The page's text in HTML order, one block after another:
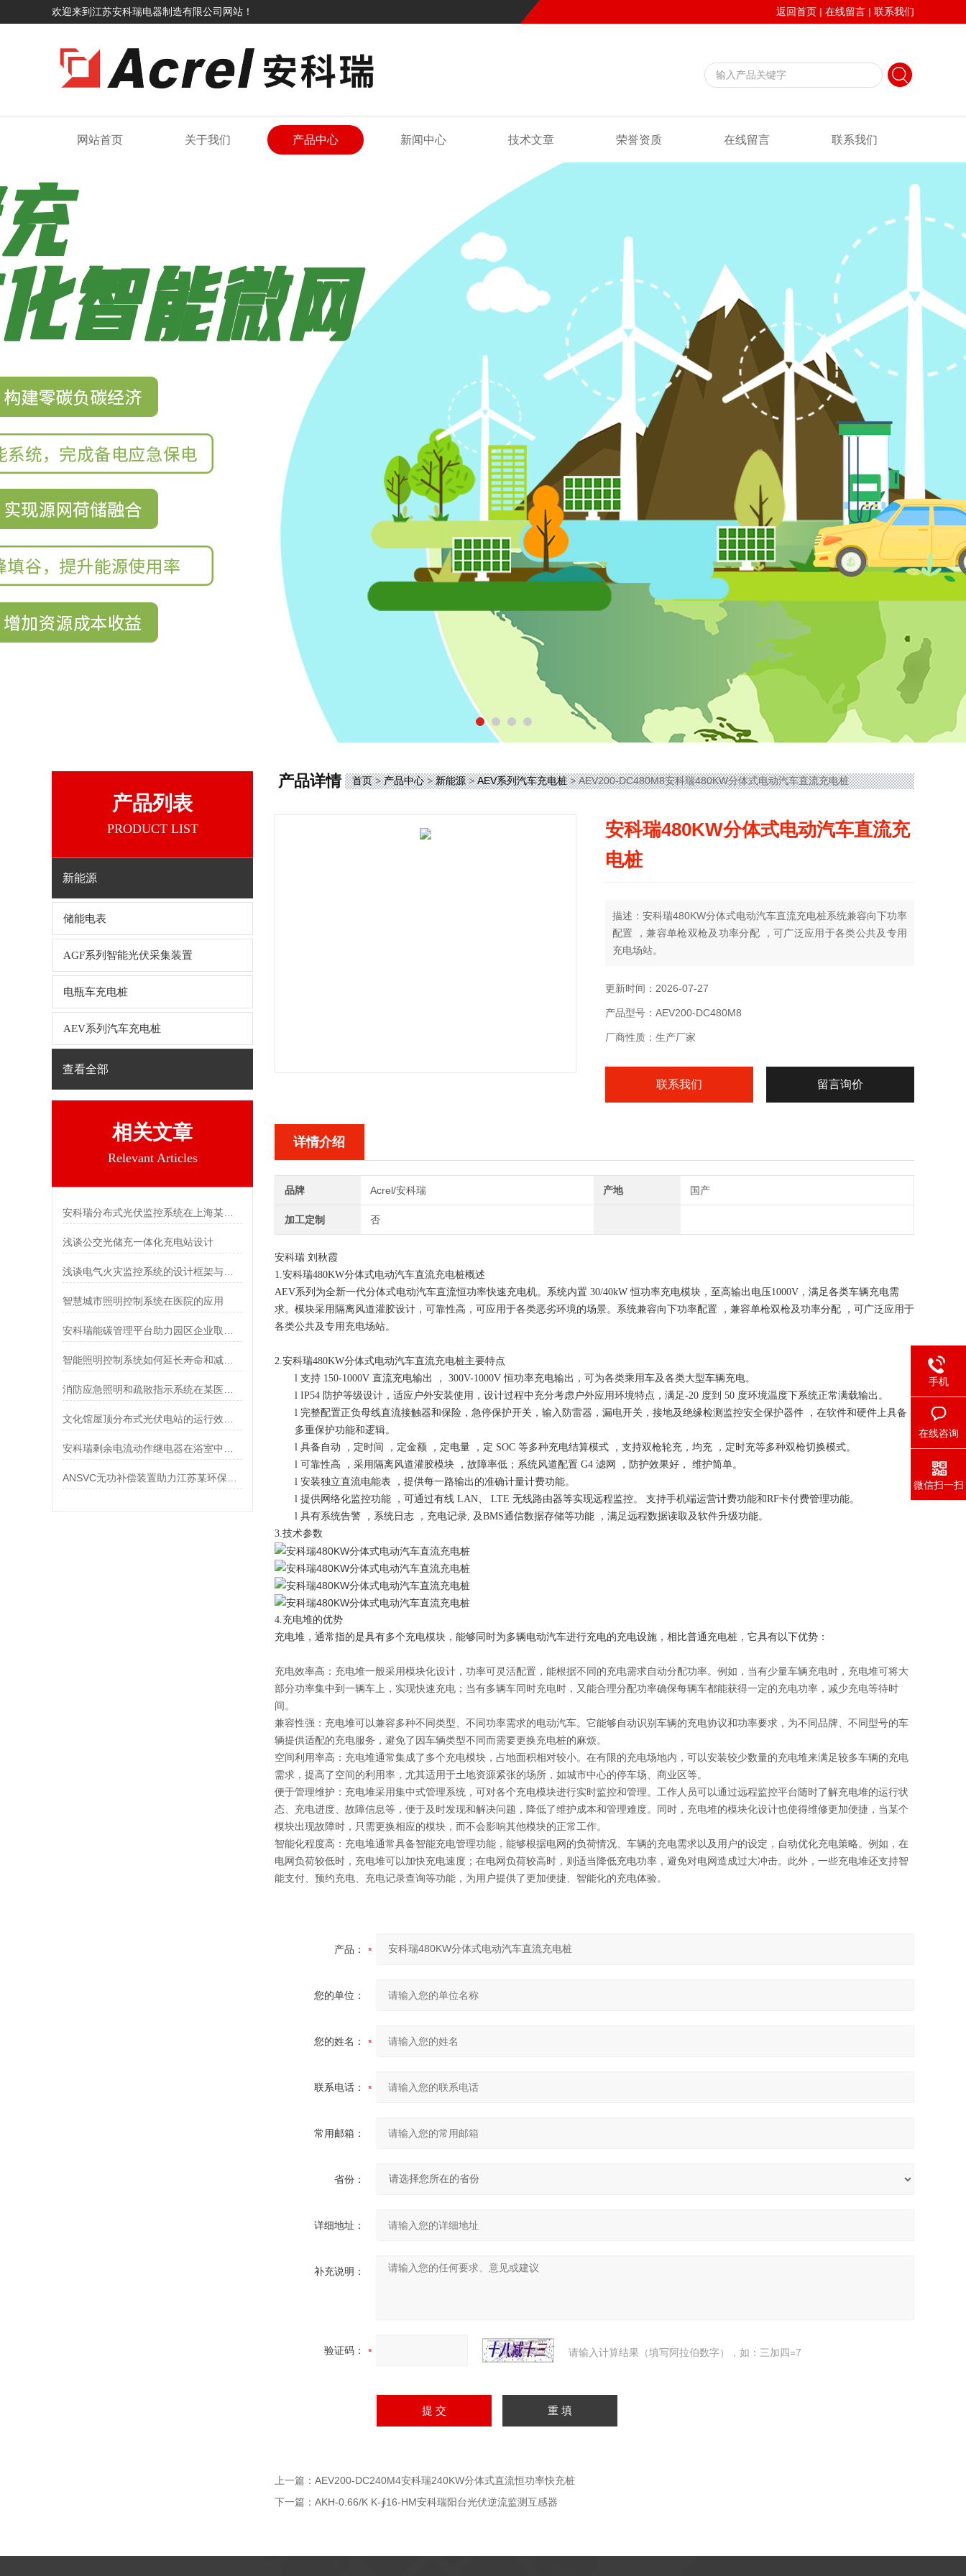
欢迎来到江苏安科瑞电器制造有限公司网站！ 返回首页 | 在线留言 | 联系我们
网站首页 关于我们 产品中心 新闻中心 技术文章 荣誉资质 在线留言 联系我们
产品列表
PRODUCT LIST
新能源
储能电表
AGF系列智能光伏采集装置
电瓶车充电桩
AEV系列汽车充电桩
查看全部
相关文章
Relevant Articles
浅谈公交光储充一体化充电站设计
浅谈电气火灾监控系统的设计框架与实际应用价值
智慧城市照明控制系统在医院的应用
智能照明控制系统如何延长寿命和减少维护成本
产品详情 首页>产品中心>新能源>AEV系列汽车充电桩> AEV200-DC480M8安科瑞480KW分体式电动汽车直流充电桩
安科瑞480KW分体式电动汽车直流充
电桩
描述：安科瑞480KW分体式电动汽车直流充电桩系统兼容向下功率
配置 ，兼容单枪双枪及功率分配 ，可广泛应用于各类公共及专用
充电场站。
更新时间：2026-07-27
产品型号：AEV200-DC480M8
厂商性质：生产厂家
联系我们 留言询价
详情介绍
品牌 Acrel/安科瑞 产地 国产
加工定制 否
安科瑞 刘秋霞
1.安科瑞480KW分体式电动汽车直流充电桩概述
AEV系列为全新一代分体式电动汽车直流恒功率快速充电机。系统内置 30/40kW恒功率充电模块，至高输出电压1000V ，满足各类车辆充电需
求。模块采用隔离风道灌胶设计，可靠性高，可应用于各类恶劣环境的场景。系统兼容向下功率配置 ，兼容单枪双枪及功率分配
，可广泛应用于
各类公共及专用充电场站。
2.安科瑞480KW分体式电动汽车直流充电桩主要特点
l 支持 150-1000V 直流充电输出 ， 300V-1000V恒功率充电输出，可为各类乘用车及各类大型车辆充电。
l IP54 防护等级设计，适应户外安装使用，设计过程中充分考虑户外应用环境特点，满足-20 度到 50 度环境温度下系统正常满载输出。
l 完整配置正负母线直流接触器和保险，急停保护开关，输入防雷器，漏电开关，接地及绝缘检测监控安全保护器件
，在软件和硬件上具备
多重保护功能和逻辑。
l 具备自动 ，定时间 ，定金额 ，定电量 ，定 SOC 等多种充电结算模式 ，支持双枪轮充，均充 ，定时充等多种双枪切换模式。
l 可靠性高 ，采用隔离风道灌胶模块 ，故障率低；系统风道配置 G4 滤网 ，防护效果好， 维护简单。
l 安装独立直流电能表
，提供每一路输出的准确计量计费功能。
l 提供网络化监控功能 ，可通过有线 LAN、 LTE 无线路由器等实现远程监控。 支持手机端运营计费功能和RF卡付费管理功能。
l 具有系统告警 ，系统日志 ，充电记录, 及BMS通信数据存储等功能 ，满足远程数据读取及软件升级功能。
3.技术参数
4.充电堆的优势
充电堆，通常指的是具有多个充电模块，能够同时为多辆电动汽车进行充电的充电设施，相比普通充电桩，它具有以下优势：
充电效率高：充电堆一般采用模块化设计，功率可灵活配置，能根据不同的充电需求自动分配功率。例如，当有少量车辆充电时，充电堆可将大
部分功率集中到一辆车上，实现快速充电；当有多辆车同时充电时，又能合理分配功率确保每辆车都能获得一定的充电功率，减少充电等待时
间。
兼容性强：充电堆可以兼容多种不同类型、不同功率需求的电动汽车。它能够自动识别车辆的充电协议和功率要求，为不同品牌、不同型号的车
辆提供适配的充电服务，避免了因车辆类型不同而需要更换充电桩的麻烦。
空间利用率高：充电堆通常集成了多个充电模块，占地面积相对较小。在有限的充电场地内，可以安装较少数量的充电堆来满足较多车辆的充电
需求，提高了空间的利用率，尤其适用于土地资源紧张的场所，如城市中心的停车场、商业区等。
便于管理维护：充电堆采用集中式管理系统，可对各个充电模块进行实时监控和管理。工作人员可以通过远程监控平台随时了解充电堆的运行状
态、充电进度、故障信息等，便于及时发现和解决问题，降低了维护成本和管理难度。同时，充电堆的模块化设计也使得维修更加便捷，当某个
模块出现故障时，只需更换相应的模块，而不会影响其他模块的正常工作。
智能化程度高：充电堆通常具备智能充电管理功能，能够根据电网的负荷情况、车辆的充电需求以及用户的设定，自动优化充电策略。例如，在
电网负荷较低时，充电堆可以加快充电速度；在电网负荷较高时，则适当降低充电功率，避免对电网造成过大冲击。此外，一些充电堆还支持智
能支付、预约充电、充电记录查询等功能，为用户提供了更加便捷、智能化的充电体验。
产品：
您的单位：
您的姓名：
联系电话：
常用邮箱：
省份：
详细地址：
补充说明：
验证码： 请输入计算结果（填写阿拉伯数字），如：三加四=7
上一篇： AEV200-DC240M4安科瑞240KW分体式直流恒功率快充桩
下一篇： AKH-0.66/K K-∮16-HM安科瑞阳台光伏逆流监测互感器
手机
在线咨询
微信扫一扫